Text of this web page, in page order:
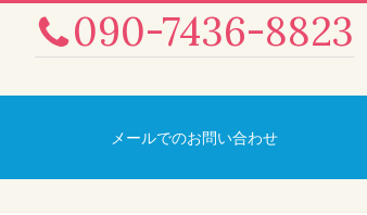
090-7436-8823
メールでのお問い合わせ